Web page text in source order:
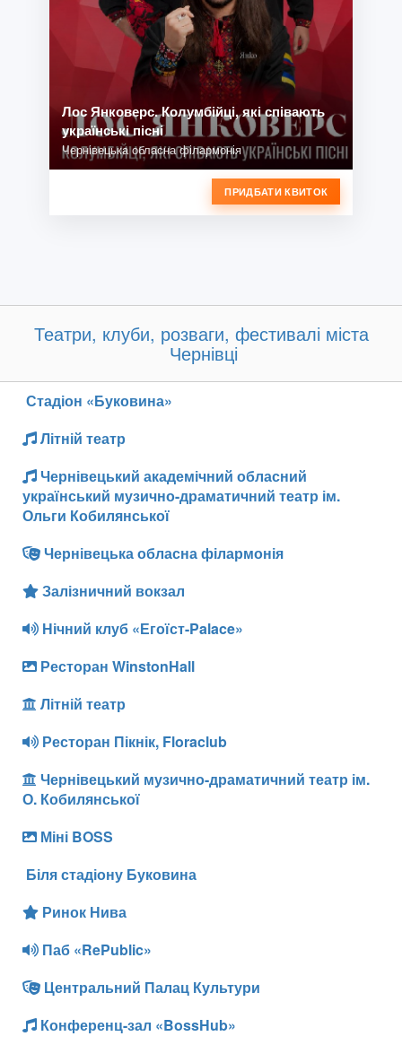
Лос Янковерс. Колумбійці, які співають
українські пісні
Чернівецька обласна філармонія
ПРИДБАТИ КВИТОК
Театри, клуби, розваги, фестивалі міста
Чернівці
Стадіон «Буковина»
Літній театр
Чернівецький академічний обласний
український музично-драматичний театр ім.
Ольги Кобилянської
Чернівецька обласна філармонія
Залізничний вокзал
Нічний клуб «Егоїст-Palace»
Ресторан WinstonHall
Літній театр
Ресторан Пікнік, Floraclub
Чернівецький музично-драматичний театр ім.
О. Кобилянської
Міні BOSS
Біля стадіону Буковина
Ринок Нива
Паб «RePublic»
Центральний Палац Культури
Конференц-зал «BossHub»